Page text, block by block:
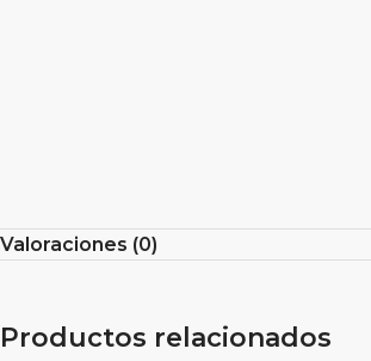
Valoraciones (0)
Productos relacionados